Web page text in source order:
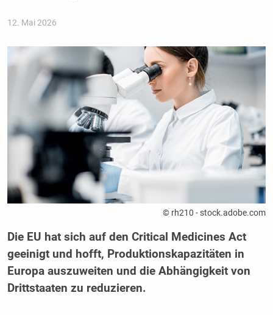
12. Mai 2026
© rh210 - stock.adobe.com
Die EU hat sich auf den Critical Medicines Act
geeinigt und hofft, Produktionskapazitäten in
Europa auszuweiten und die Abhängigkeit von
Drittstaaten zu reduzieren.